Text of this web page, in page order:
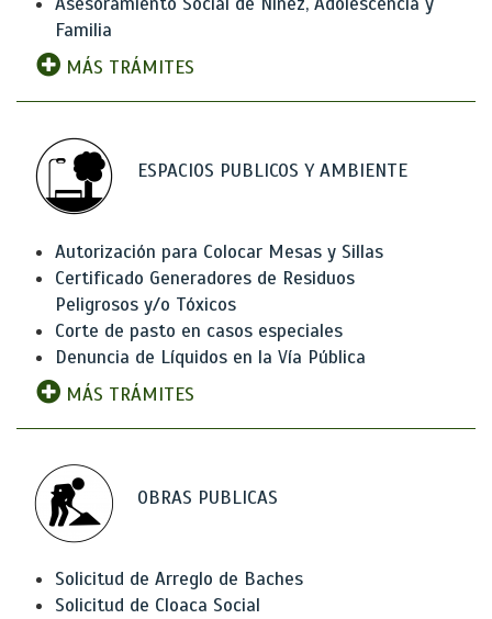
Familia
MÁS TRÁMITES
ESPACIOS PUBLICOS Y AMBIENTE
Autorización para Colocar Mesas y Sillas
Certificado Generadores de Residuos
Peligrosos y/o Tóxicos
Corte de pasto en casos especiales
Denuncia de Líquidos en la Vía Pública
MÁS TRÁMITES
OBRAS PUBLICAS
Solicitud de Arreglo de Baches
Solicitud de Cloaca Social